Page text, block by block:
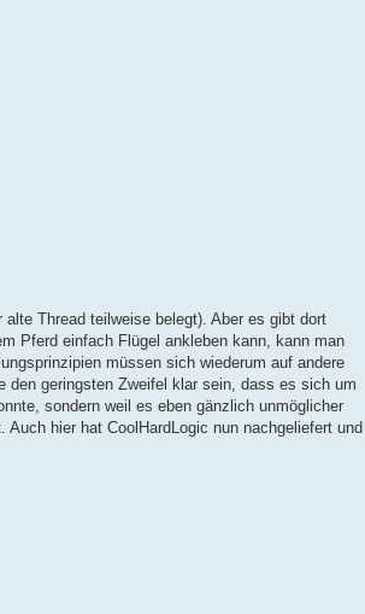
Thread teilweise belegt). Aber es gibt dort
Pferd einfach Flügel ankleben kann, kann man
müssen sich wiederum auf andere
den geringsten Zweifel klar sein, dass es sich um
sondern weil es eben gänzlich unmöglicher
hier hat CoolHardLogic nun nachgeliefert und